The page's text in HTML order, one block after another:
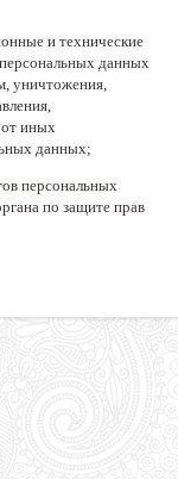
и технические
данных
уничтожения,
от иных
данных;
персональных
по защите прав